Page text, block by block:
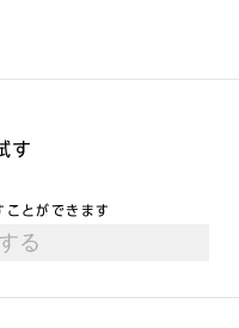
す
とができます